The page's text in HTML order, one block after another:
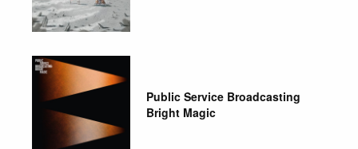
Public Service Broadcasting
Bright Magic